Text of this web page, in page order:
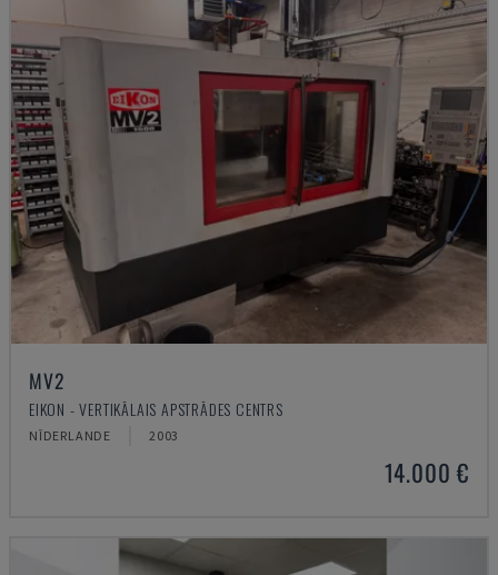
MV2
EIKON - VERTIKĀLAIS APSTRĀDES CENTRS
NĪDERLANDE 2003
14.000 €